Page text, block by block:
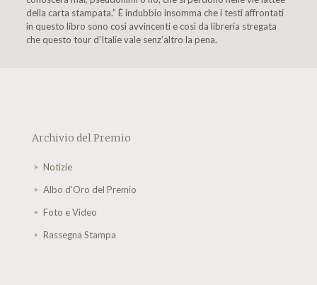
della carta stampata.” È indubbio insomma che i testi affrontati
in questo libro sono così avvincenti e così da libreria stregata
che questo tour d’Italie vale senz’altro la pena.
Archivio del Premio
Notizie
Albo d'Oro del Premio
Foto e Video
Rassegna Stampa